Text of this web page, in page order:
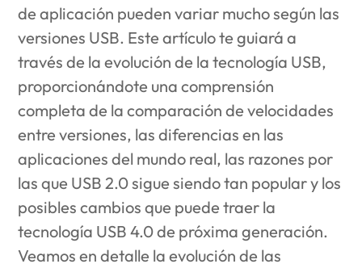
de aplicación pueden variar mucho según las
versiones USB. Este artículo te guiará a
través de la evolución de la tecnología USB,
proporcionándote una comprensión
completa de la comparación de velocidades
entre versiones, las diferencias en las
aplicaciones del mundo real, las razones por
las que USB 2.0 sigue siendo tan popular y los
posibles cambios que puede traer la
tecnología USB 4.0 de próxima generación.
Veamos en detalle la evolución de las